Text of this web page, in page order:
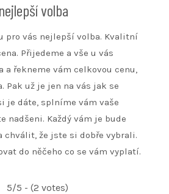
volba
pro vás nejlepší volba. Kvalitní
Přijedeme a vše u vás
a řekneme vám celkovou cenu,
Pak už je jen na vás jak se
je dáte, splníme vám vaše
nadšeni. Každý vám je bude
chválit, že jste si dobře vybrali.
do něčeho co se vám vyplatí.
5/5 - (2 votes)